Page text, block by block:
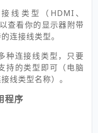
线类型（HDMI、
查看你的显示器附带
连接线类型。
种连接线类型，只要
持的类型即可（电脑
线类型名称）。
程序